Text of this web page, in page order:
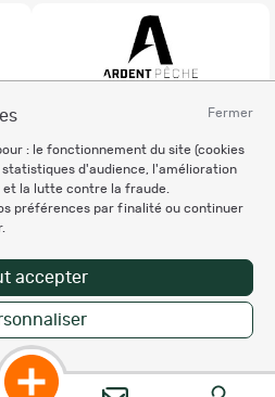
Fermer
: le fonctionnement du site (cookies
statistiques d'audience, l'amélioration
la lutte contre la fraude.
préférences par finalité ou continuer
accepter
Tous droits réservés. N°CNIL: 1239459.
appartiennent à leurs propriétaires
in 0.046 s
de recherche